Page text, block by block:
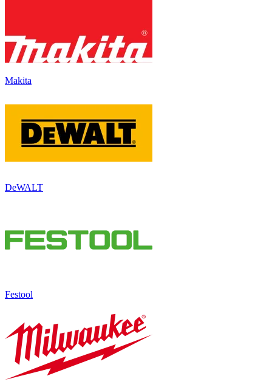
Makita
DeWALT
Festool